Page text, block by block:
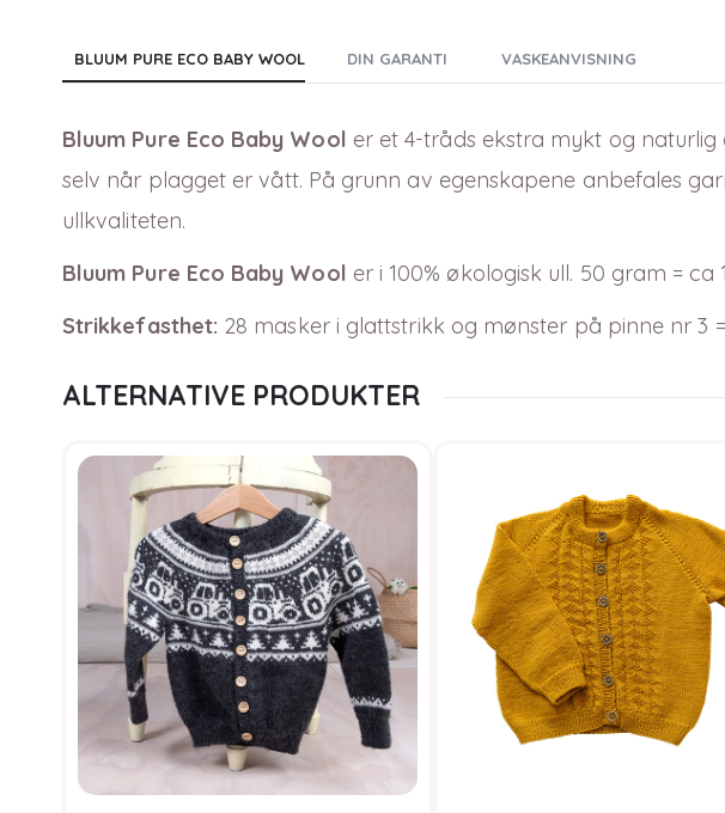
BLUUM PURE ECO BABY WOOL DIN GARANTI VASKEANVISNING
Bluum Pure Eco Baby Wool er et 4-tråds ekstra mykt og
selv når plagget er vått. På grunn av egenskapene anbefales
ullkvaliteten.
Bluum Pure Eco Baby Wool er i 100% økologisk ull. 50 gram = ca
Strikkefasthet: 28 masker i glattstrikk og mønster på pinne nr 3
ALTERNATIVE PRODUKTER